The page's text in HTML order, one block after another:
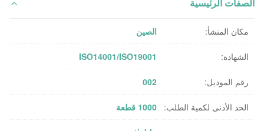
الصفات الرئيسية
مكان المنشأ: الصين
الشهادة: ISO14001/ISO19001
رقم الموديل: 002
الحد الأدنى لكمية الطلب: 1000 قطعة